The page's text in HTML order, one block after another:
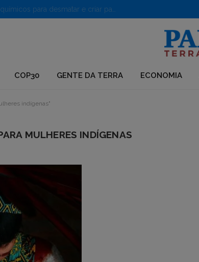
COP30 GENTE DA TERRA ECONOMIA
indígenas"
MULHERES INDÍGENAS